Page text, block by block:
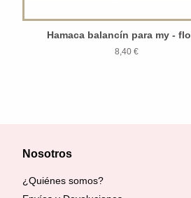
Hamaca balancín para my -
8,40 €
Nosotros
¿Quiénes somos?